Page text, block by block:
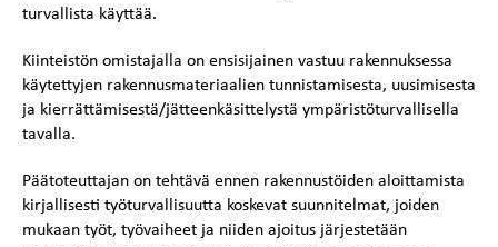
turvallista käyttää.
Kiinteistön omistajalla on ensisijainen vastuu rakennuksessa
käytettyjen rakennusmateriaalien tunnistamisesta, uusimisesta
ja kierrättämisestä/jätteenkäsittelystä ympäristöturvallisella
tavalla.
Päätoteuttajan on tehtävä ennen rakennustöiden aloittamista
kirjallisesti työturvallisuutta koskevat suunnitelmat, joiden
mukaan työt, työvaiheet ja niiden ajoitus järjestetään